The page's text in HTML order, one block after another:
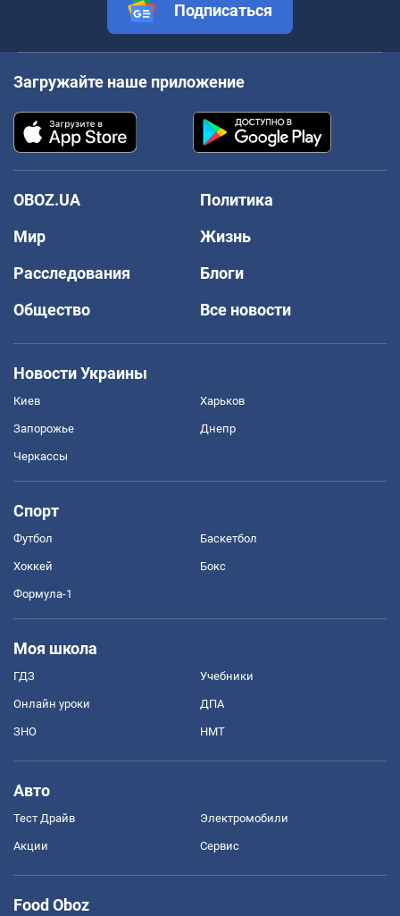
Подписаться
Загружайте наше приложение
OBOZ.UA
Политика
Мир
Жизнь
Расследования
Блоги
Общество
Все новости
Новости Украины
Киев Харьков
Запорожье Днепр
Черкассы
Спорт
Футбол Баскетбол
Хоккей Бокс
Формула-1
Моя школа
ГДЗ Учебники
Онлайн уроки ДПА
ЗНО НМТ
Авто
Тест Драйв Электромобили
Акции Сервис
Food Oboz